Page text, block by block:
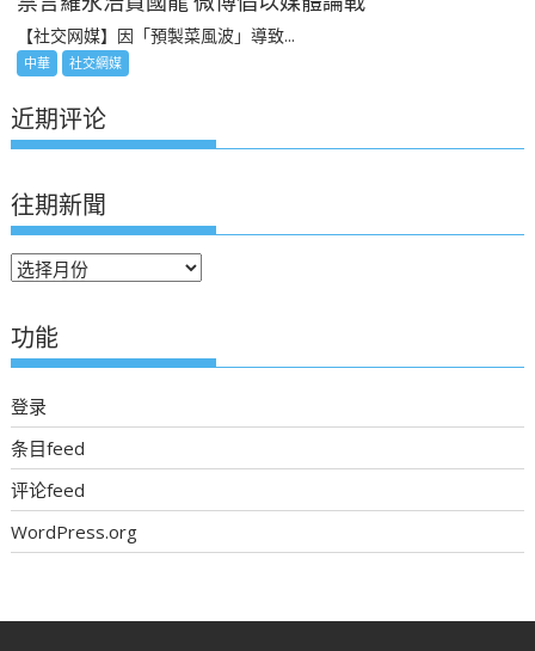
【社交网媒】因「預製菜風波」導致...
中華 社交網媒
近期评论
往期新聞
往
新
聞
功能
登录
条目feed
评论feed
WordPress.org